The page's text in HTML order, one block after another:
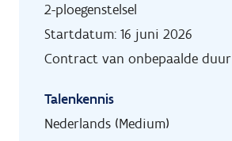
2-ploegenstelsel
Startdatum: 16 juni 2026
Contract van onbepaalde duur
Talenkennis
Nederlands (Medium)